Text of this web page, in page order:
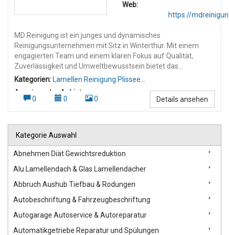
Web:
https://
MD Reinigung ist ein junges und dynamisches
Reinigungsunternehmen mit Sitz in Winterthur. Mit einem
engagierten Team und einem klaren Fokus auf Qualität,
Zuverlässigkeit und Umweltbewusstsein bietet das
Unternehmen professionelle Reinigungsdienstleistungen in
Reinigung deckt ein breites Spektrum an Reinigungsarbeiten
Neubauten Unterhaltsreinigungen für Privathaushalte und
Firmen Fenster-, Treppenhaus- und Spezialreinigungen
Gartenpflege und saisonale Außenarbeiten Stärken & Werte:
Das Unternehmen legt großen Wert auf: Kundennähe:
Persönlicher Kontakt und individuelle Beratung Qualität:
Anpassung an Kundenwünsche und Zeitpläne Nachhaltigkeit:
Umweltfreundliche Reinigungsmittel und
verfolgt das Ziel, nicht nur sauber zu machen, sondern
Vertrauen zu schaffen. Kundenzufriedenheit steht im
Kategorien: Lamellen Reinigung Plissee
Reinigung
Wohnungsreinigung
Umzugsreinigung
Wohnungsreinigung Umzugsreinigung,
Anzeigen des Anbieters:
0 0 0 Details ansehen
Kategorie Auswahl
Abnehmen Diät Gewichtsreduktion
Alu Lamellendach & Glas Lamellendächer
Abbruch Aushub Tiefbau & Rodungen
Autobeschriftung & Fahrzeugbeschriftung
Autogarage Autoservice & Autoreparatur
Automatikgetriebe Reparatur und Spülungen